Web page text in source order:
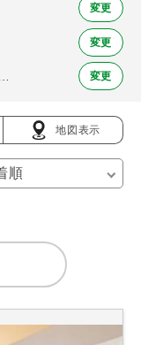
変更
変更
変更
地図表示